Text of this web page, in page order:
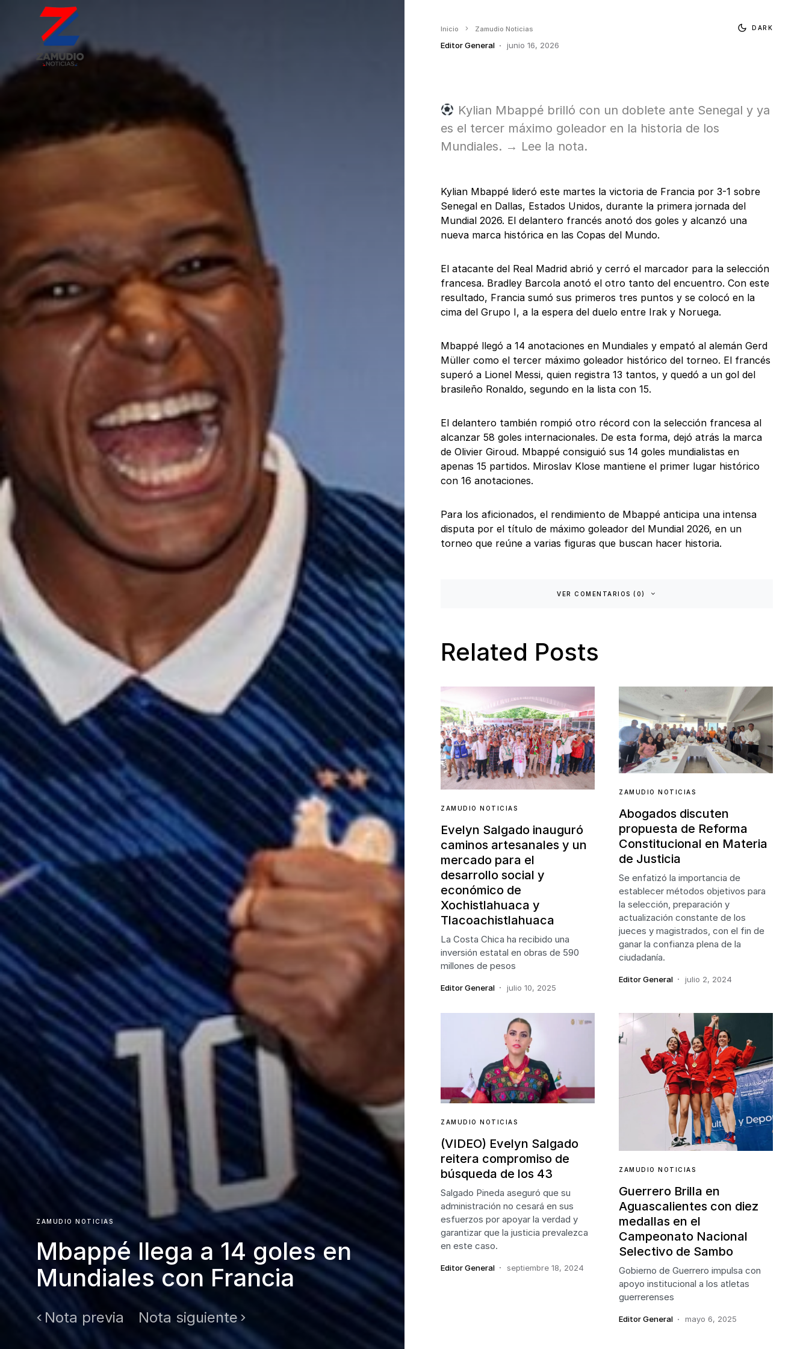
ZAMUDIO NOTICIAS
Mbappé llega a 14 goles en
Mundiales con Francia
Nota previa Nota siguiente
Inicio Zamudio Noticias
Editor General junio 16, 2026
DARK
Kylian Mbappé brilló con un doblete ante Senegal y ya
es el tercer máximo goleador en la historia de los
Mundiales. → Lee la nota.
Kylian Mbappé lideró este martes la victoria de Francia por 3-1 sobre
Senegal en Dallas, Estados Unidos, durante la primera jornada del
Mundial 2026. El delantero francés anotó dos goles y alcanzó una
nueva marca histórica en las Copas del Mundo.
El atacante del Real Madrid abrió y cerró el marcador para la selección
francesa. Bradley Barcola anotó el otro tanto del encuentro. Con este
resultado, Francia sumó sus primeros tres puntos y se colocó en la
cima del Grupo I, a la espera del duelo entre Irak y Noruega.
Mbappé llegó a 14 anotaciones en Mundiales y empató al alemán Gerd
Müller como el tercer máximo goleador histórico del torneo. El francés
superó a Lionel Messi, quien registra 13 tantos, y quedó a un gol del
brasileño Ronaldo, segundo en la lista con 15.
El delantero también rompió otro récord con la selección francesa al
alcanzar 58 goles internacionales. De esta forma, dejó atrás la marca
de Olivier Giroud. Mbappé consiguió sus 14 goles mundialistas en
apenas 15 partidos. Miroslav Klose mantiene el primer lugar histórico
con 16 anotaciones.
Para los aficionados, el rendimiento de Mbappé anticipa una intensa
disputa por el título de máximo goleador del Mundial 2026, en un
torneo que reúne a varias figuras que buscan hacer historia.
VER COMENTARIOS (0)
Related Posts
ZAMUDIO NOTICIAS
Evelyn Salgado inauguró
caminos artesanales y un
mercado para el
desarrollo social y
económico de
Xochistlahuaca y
Tlacoachistlahuaca
La Costa Chica ha recibido una
inversión estatal en obras de 590
millones de pesos
Editor General julio 10, 2025
ZAMUDIO NOTICIAS
Abogados discuten
propuesta de Reforma
Constitucional en Materia
de Justicia
Se enfatizó la importancia de
establecer métodos objetivos para
la selección, preparación y
actualización constante de los
jueces y magistrados, con el fin de
ganar la confianza plena de la
ciudadanía.
Editor General julio 2, 2024
ZAMUDIO NOTICIAS
(VIDEO) Evelyn Salgado
reitera compromiso de
búsqueda de los 43
Salgado Pineda aseguró que su
administración no cesará en sus
esfuerzos por apoyar la verdad y
garantizar que la justicia prevalezca
en este caso.
Editor General septiembre 18, 2024
ZAMUDIO NOTICIAS
Guerrero Brilla en
Aguascalientes con diez
medallas en el
Campeonato Nacional
Selectivo de Sambo
Gobierno de Guerrero impulsa con
apoyo institucional a los atletas
guerrerenses
Editor General mayo 6, 2025